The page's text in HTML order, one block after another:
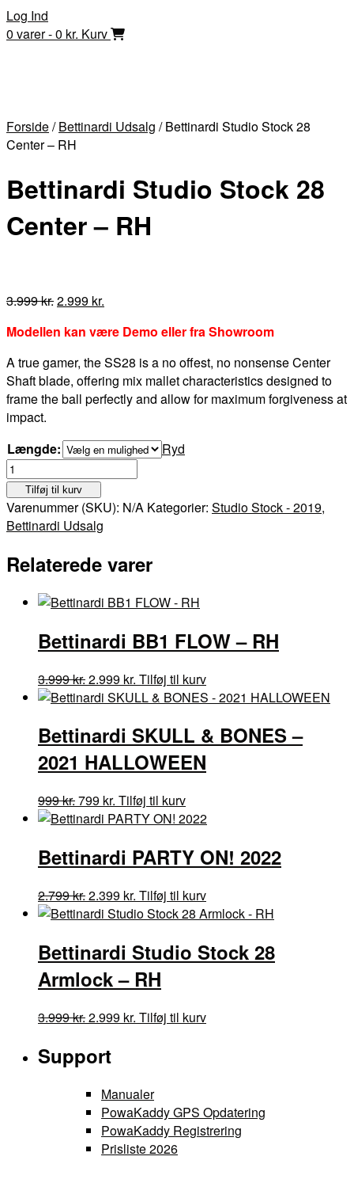
Skip
to
Log Ind
0 varer - 0 kr. Kurv
Forside/Bettinardi Udsalg / Bettinardi Studio Stock 28
Center – RH
Bettinardi Studio Stock 28
Center – RH
3.999kr.Den
pris
3.999 kr..
2.999 kr.
pris
er:
2.999 kr..
Modellen kan være Demo eller fra Showroom
A true gamer, the SS28 is a no offest, no nonsense Center
Shaft blade, offering mix mallet characteristics designed to
frame the ball perfectly and allow for maximum forgiveness at
impact.
Længde:
Ryd
Bettinardi
Studio
Stock
28
-
RH
Tilføj til kurv
Varenummer (SKU): N/A Kategorier: Studio Stock - 2019,
Bettinardi Udsalg
Relaterede varer
Bettinardi BB1 FLOW – RH
3.999kr.Den
oprindelige
var:
3.999 kr..
2.999 kr. Den
aktuelle
er:
2.999 kr..
Tilføj til kurvDette
vare
flere
varianter.
Mulighederne
på
Bettinardi SKULL & BONES –
2021 HALLOWEEN
999kr.Den
oprindelige
var:
999 kr..
799 kr. Den
aktuelle
er:
799 kr..
Tilføj til kurv
Bettinardi PARTY ON! 2022
2.799kr.Den
oprindelige
var:
2.799 kr..
2.399 kr. Den
aktuelle
er:
2.399 kr..
Tilføj til kurv
Bettinardi Studio Stock 28
Armlock – RH
3.999kr.Den
pris
3.999 kr..
2.999 kr. Den
2.999 kr..
Tilføj til kurvDette
Mulighederne
kan
vælges
Support
Manualer
PowaKaddy GPS Opdatering
PowaKaddy Registrering
Prisliste 2026